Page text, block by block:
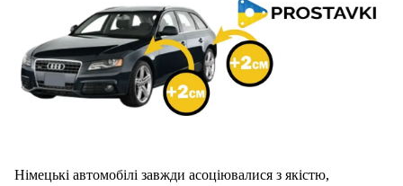
Німецькі автомобілі завжди асоціювалися з якістю,